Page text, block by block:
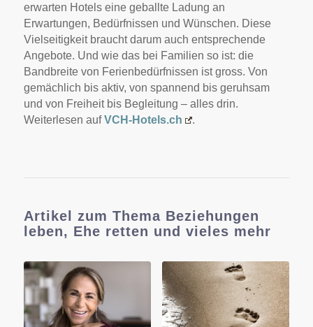
erwarten Hotels eine geballte Ladung an
Erwartungen, Bedürfnissen und Wünschen. Diese
Vielseitigkeit braucht darum auch entsprechende
Angebote. Und wie das bei Familien so ist: die
Bandbreite von Ferienbedürfnissen ist gross. Von
gemächlich bis aktiv, von spannend bis geruhsam
und von Freiheit bis Begleitung – alles drin.
Weiterlesen aufVCH-Hotels.ch .
Artikel zum Thema Beziehungen
leben, Ehe retten und vieles mehr